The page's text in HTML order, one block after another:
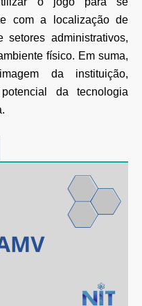
com a localização de
administrativos,
físico. Em suma,
da
instituição,
da tecnologia